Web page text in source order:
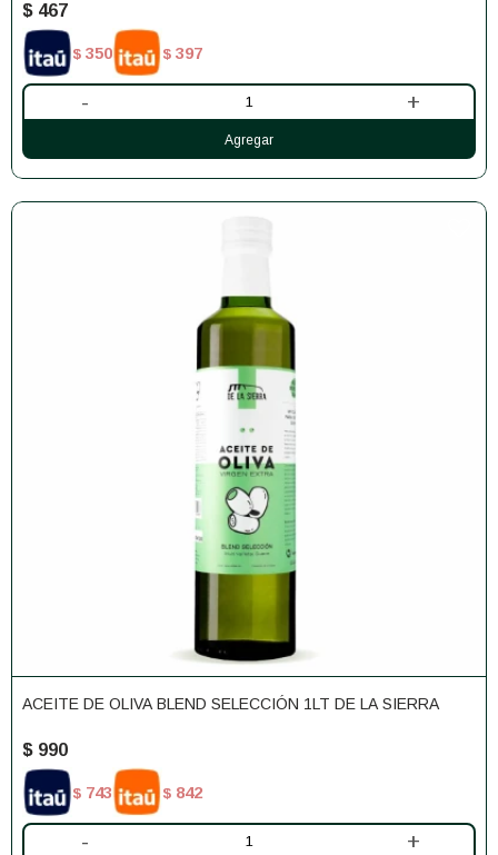
$ 467
$ 350 $ 397
- +
ACEITE DE OLIVA BLEND SELECCIÓN 1LT DE LA SIERRA
$ 990
$ 743 $ 842
- +